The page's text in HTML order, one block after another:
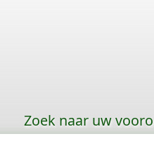
Zoek naar uw